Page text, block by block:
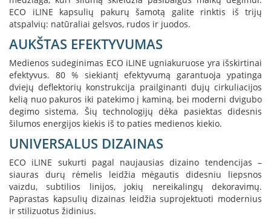
K
a
r
š
o
o
r
o
v
e
t
i
l
i
a
t
o
ECO iLINE kapsulių pakurų šamotą galite rinktis iš trijų
atspalvių: natūraliai gelsvos, rudos ir juodos.
AUKŠTAS EFEKTYVUMAS
Medienos sudeginimas ECO iLINE ugniakuruose yra išskirtinai
efektyvus. 80 % siekiantį efektyvumą garantuoja ypatinga
dviejų deflektorių konstrukcija prailginanti dujų cirkuliacijos
kelią nuo pakuros iki patekimo į kaminą, bei moderni dvigubo
degimo sistema. Šių technologijų dėka pasiektas didesnis
šilumos energijos kiekis iš to paties medienos kiekio.
UNIVERSALUS DIZAINAS
ECO iLINE sukurti pagal naujausias dizaino tendencijas –
siauras durų rėmelis leidžia mėgautis didesniu liepsnos
vaizdu, subtilios linijos, jokių nereikalingų dekoravimų.
Paprastas kapsulių dizainas leidžia suprojektuoti modernius
ir stilizuotus židinius.